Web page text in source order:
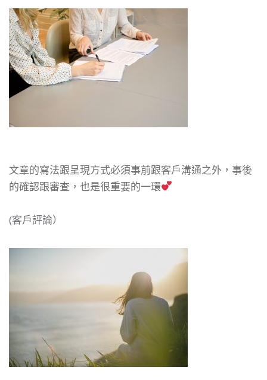
文章的寫法跟呈現方式必須事前跟客戶溝通之外，事後
的確認跟審查，也是很重要的一環
(客戶評論）